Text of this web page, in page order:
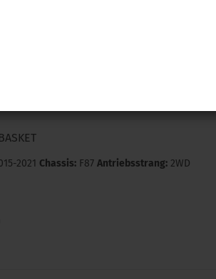
2021 Chassis: F87 Antriebsstrang: 2WD